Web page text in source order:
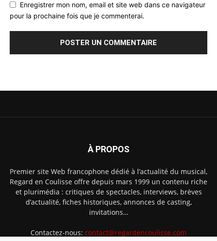
Enregistrer mon nom, email et site web dans ce navigateur
pour la prochaine fois que je commenterai.
À PROPOS
Premier site Web francophone dédié à l’actualité du musical,
Regard en Coulisse offre depuis mars 1999 un contenu riche
et plurimédia : critiques de spectacles, interviews, brèves
d’actualité, fiches historiques, annonces de casting,
invitations…
Contactez-nous: contact@regardencoulisse.com